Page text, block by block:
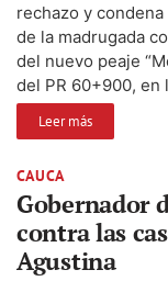
rechazo y
de la madrugada
del nuevo peaje
del PR 60+900, en
Leer más
CAUCA
Gobernador
contra las
Agustina